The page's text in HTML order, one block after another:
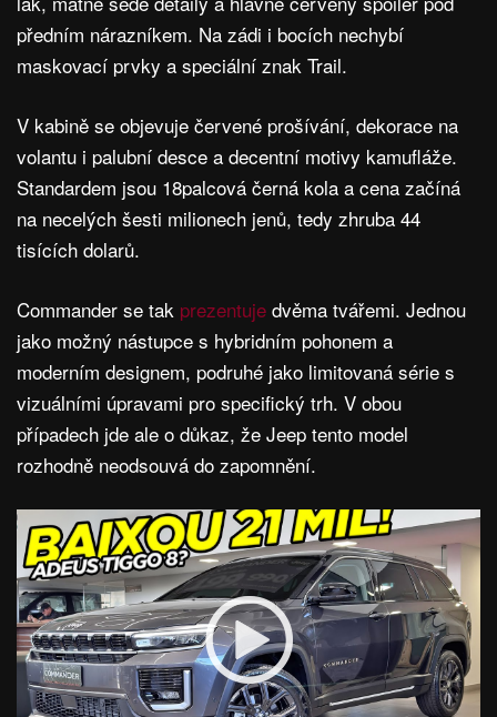
předním nárazníkem. Na zádi i bocích nechybí
maskovací prvky a speciální znak Trail.
V kabině se objevuje červené prošívání, dekorace na
volantu i palubní desce a decentní motivy kamufláže.
Standardem jsou 18palcová černá kola a cena začíná
na necelých šesti milionech jenů, tedy zhruba 44
tisících dolarů.
Commander se tak prezentuje dvěma tvářemi. Jednou
jako možný nástupce s hybridním pohonem a
moderním designem, podruhé jako limitovaná série s
vizuálními úpravami pro specifický trh. V obou
případech jde ale o důkaz, že Jeep tento model
rozhodně neodsouvá do zapomnění.